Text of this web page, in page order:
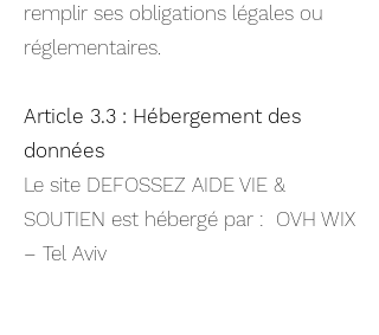
remplir ses obligations légales ou
réglementaires.
Article 3.3 : Hébergement des
données
Le site DEFOSSEZ AIDE VIE &
SOUTIEN est hébergé par : OVH WIX
– Tel Aviv